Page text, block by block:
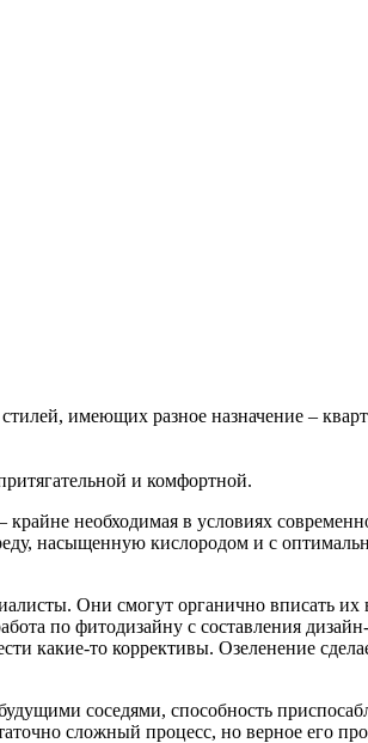
имеющих разное назначение –
и комфортной.
необходимая в условиях
насыщенную кислородом и с
Они смогут органично вписать
по фитодизайну с составления
какие-то коррективы. Озеленение
соседями, способность
сложный процесс, но верное его